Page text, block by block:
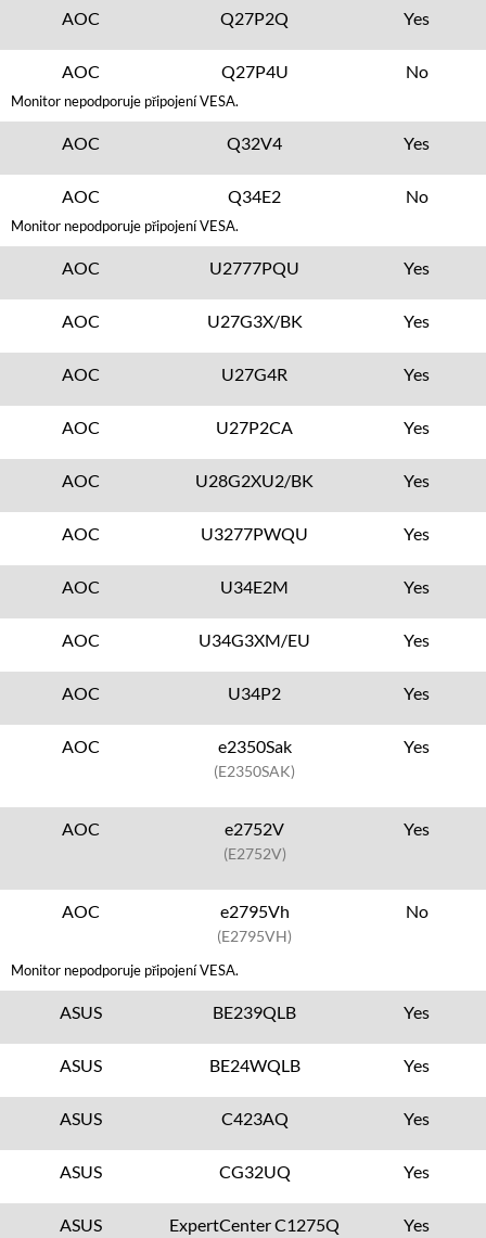
AOC Q27P2Q Yes
AOC Q27P4U No
Monitor nepodporuje připojení VESA.
AOC Q32V4 Yes
AOC Q34E2 No
Monitor nepodporuje připojení VESA.
AOC U2777PQU Yes
AOC U27G3X/BK Yes
AOC U27G4R Yes
AOC U27P2CA Yes
AOC U28G2XU2/BK Yes
AOC U3277PWQU Yes
AOC U34E2M Yes
AOC U34G3XM/EU Yes
AOC U34P2 Yes
AOC e2350Sak
(E2350SAK)
Yes
AOC e2752V
(E2752V)
Yes
AOC e2795Vh
(E2795VH)
No
Monitor nepodporuje připojení VESA.
ASUS BE239QLB Yes
ASUS BE24WQLB Yes
ASUS C423AQ Yes
ASUS CG32UQ Yes
ASUS ExpertCenter C1275Q Yes